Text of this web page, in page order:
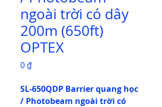
ngoài trời có dây
200m (650ft)
OPTEX
0 ₫Giá
SL-650QDP Barrier quang học
/ Photobeam ngoài trời có